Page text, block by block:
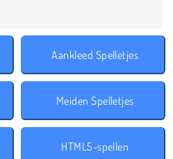
Aankleed Spelletjes
Meiden Spelletjes
HTML5-spellen